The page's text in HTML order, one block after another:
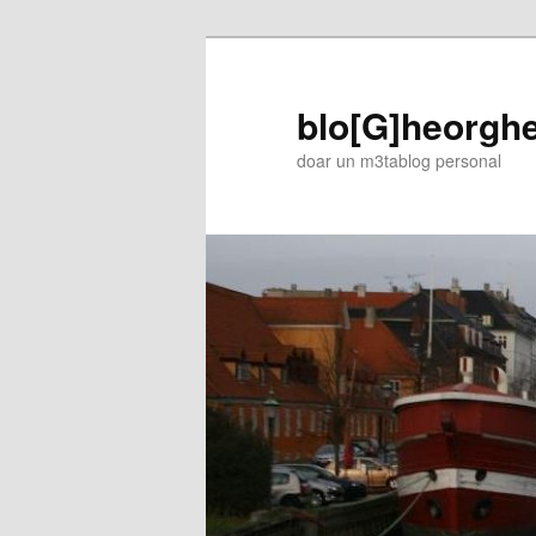
doar un m3tablog personal